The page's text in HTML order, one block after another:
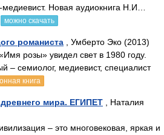
Новая аудиокнига Н.И…
можно скачать
романиста , Умберто Эко (2013)
розы» увидел свет в 1980 году.
– семиолог, медиевист, специалист
книга
мира. ЕГИПЕТ , Наталия
– это многовековая, яркая и